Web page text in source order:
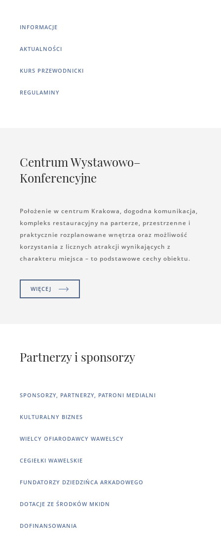
INFORMACJE
AKTUALNOŚCI
KURS PRZEWODNICKI
REGULAMINY
Centrum Wystawowo–
Konferencyjne
Położenie w centrum Krakowa, dogodna komunikacja,
kompleks restauracyjny na parterze, przestrzenne i
praktycznie rozplanowane wnętrza oraz możliwość
korzystania z licznych atrakcji wynikających z
charakteru miejsca – to podstawowe cechy obiektu.
WIĘCEJ
Partnerzy i sponsorzy
SPONSORZY, PARTNERZY, PATRONI MEDIALNI
KULTURALNY BIZNES
WIELCY OFIARODAWCY WAWELSCY
CEGIEŁKI WAWELSKIE
FUNDATORZY DZIEDZIŃCA ARKADOWEGO
DOTACJE ZE ŚRODKÓW MKIDN
DOFINANSOWANIA